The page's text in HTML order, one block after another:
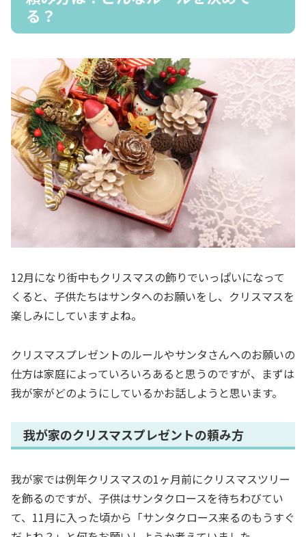
る？
12月になり街中もクリスマスの飾りでいっぱいになって
くると、子供たちはサンタへのお願いをし、クリスマスを
楽しみにしていますよね。
クリスマスプレゼントのルールやサンタさんへのお願いの
仕方は家庭によっていろいろあると思うのですが、まずは
我が家がどのようにしているかお話しようと思います。
我が家のクリスマスプレゼントの頼み方
我が家では例年クリスマスの1ヶ月前にクリスマスツリー
を飾るのですが、子供はサンタクロースを待ちわびてい
て、11月に入った頃から「サンタクロース来るのもうすぐ